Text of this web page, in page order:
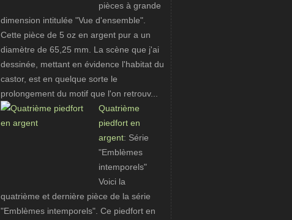
pièces à grande
dimension intitulée "Vue d'ensemble".
Cette pièce de 5 oz en argent pur a un
diamètre de 65,25 mm. La scène que j'ai
dessinée, mettant en évidence l'habitat du
castor, est en quelque sorte le
prolongement du motif que l'on retrouv...
Quatrième
piedfort en
argent: Série
"Emblèmes
intemporels"
Voici la
quatrième et dernière pièce de la série
"Emblèmes intemporels". Ce piedfort en